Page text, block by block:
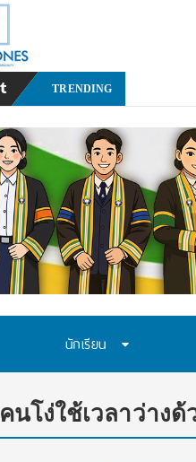
TRENDING
นักเรียน
คนโง่ใช้เวลาว่าง